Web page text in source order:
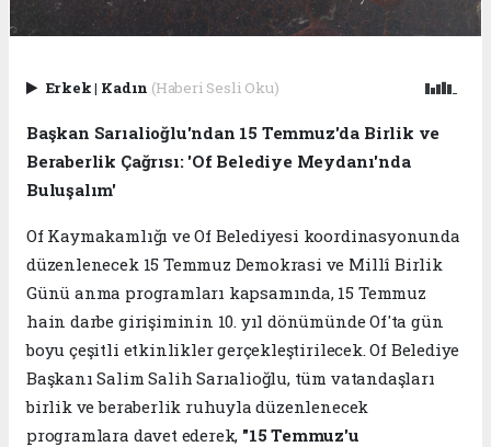
Erkek| Kadın (Haberi Sesli Oku)
Başkan Sarıalioğlu'ndan 15 Temmuz'da Birlik ve
Beraberlik Çağrısı: 'Of Belediye Meydanı'nda
Buluşalım'
Of Kaymakamlığı ve Of Belediyesi koordinasyonunda
düzenlenecek 15 Temmuz Demokrasi ve Millî Birlik
Günü anma programları kapsamında, 15 Temmuz
hain darbe girişiminin 10. yıl dönümünde Of'ta gün
boyu çeşitli etkinlikler gerçekleştirilecek. Of Belediye
Başkanı Salim Salih Sarıalioğlu, tüm vatandaşları
birlik ve beraberlik ruhuyla düzenlenecek
programlara davet ederek, "15 Temmuz'u